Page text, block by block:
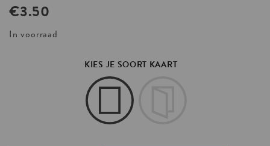
€3.50
In voorraad
KIES JE SOORT KAART